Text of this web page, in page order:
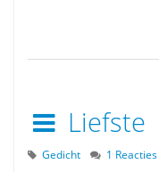
Liefste
Gedicht 1 Reacties